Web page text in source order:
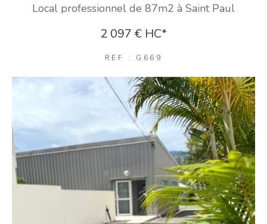
Local professionnel de 87m2 à Saint Paul
2 097 € HC*
REF : G669